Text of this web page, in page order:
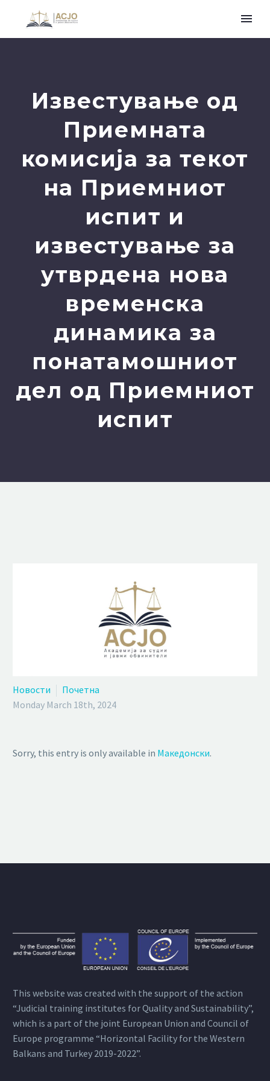
Известување од
Приемната
комисија за текот
на Приемниот
испит и
известување за
утврдена нова
временска
динамика за
понатамошниот
дел од Приемниот
испит
Новости
Почетна
Monday March 18th, 2024
Sorry, this entry is only available in Македонски.
This website was created with the support of the action
“Judicial training institutes for Quality and Sustainability”,
which is a part of the joint European Union and Council of
Europe programme “Horizontal Facility for the Western
Balkans and Turkey 2019-2022”.